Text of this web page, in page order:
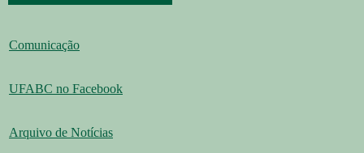
Comunicação
UFABC no Facebook
Arquivo de Notícias